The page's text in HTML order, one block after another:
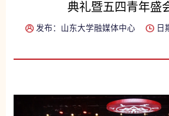
典礼暨五四青年盛
发布：山东大学融媒体中心 日